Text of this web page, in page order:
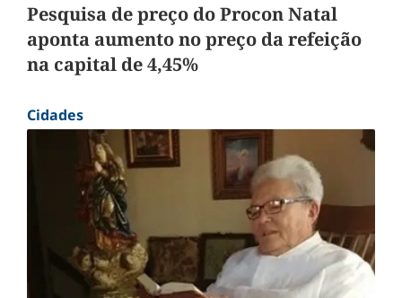
Pesquisa de preço do Procon Natal
aponta aumento no preço da refeição
na capital de 4,45%
Cidades